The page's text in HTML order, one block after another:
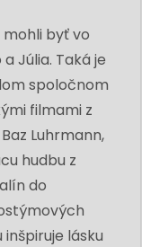
mohli byť vo
Júlia. Taká je
spoločnom
filmami z
Luhrmann,
hudbu z
do
lásku